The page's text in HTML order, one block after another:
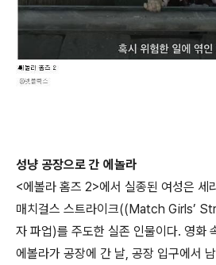
성냥 공장으로 간 에놀라
<에볼라 홈즈 2>에서 실종된 여성은 세
매치걸스 스트라이크((Match Girls’
자 파업)를 주도한 실존 인물이다. 영화
에볼라가 공장에 간 날, 공장 입구에서